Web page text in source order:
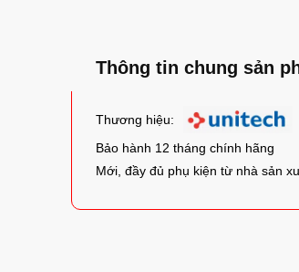
Thông tin chung sản
Thương hiệu:
Bảo hành 12 tháng chính hãng
Mới, đầy đủ phụ kiện từ nhà sản